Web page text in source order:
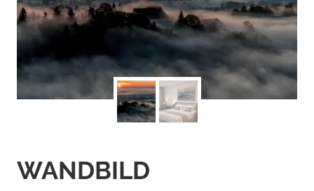
WANDBILD